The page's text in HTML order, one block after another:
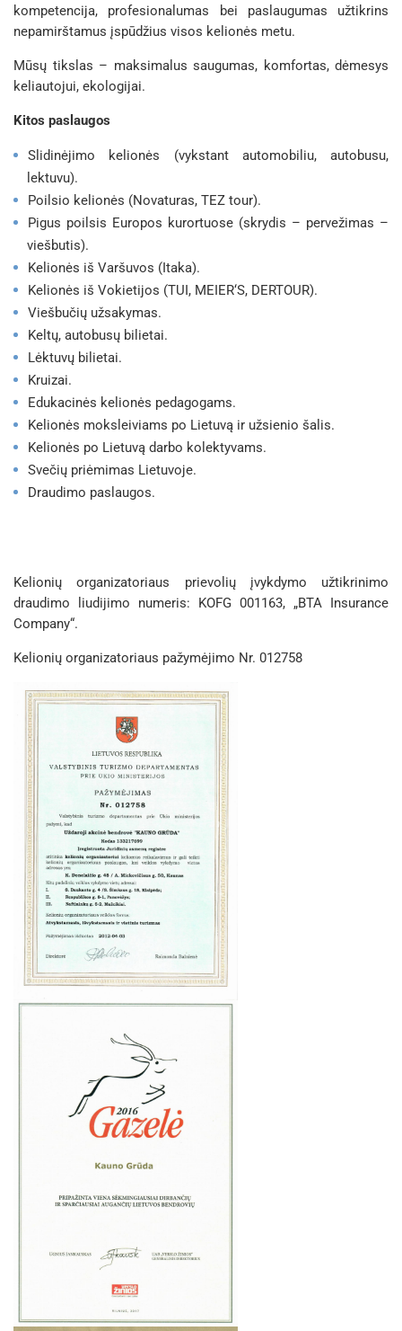
kompetencija, profesionalumas bei paslaugumas užtikrins
nepamirštamus įspūdžius visos kelionės metu.
Mūsų tikslas – maksimalus saugumas, komfortas, dėmesys
keliautojui, ekologijai.
Kitos paslaugos
Slidinėjimo kelionės (vykstant automobiliu, autobusu,
lektuvu).
Poilsio kelionės (Novaturas, TEZ tour).
Pigus poilsis Europos kurortuose (skrydis – pervežimas –
viešbutis).
Kelionės iš Varšuvos (Itaka).
Kelionės iš Vokietijos (TUI, MEIER‘S, DERTOUR).
Viešbučių užsakymas.
Keltų, autobusų bilietai.
Lėktuvų bilietai.
Kruizai.
Edukacinės kelionės pedagogams.
Kelionės moksleiviams po Lietuvą ir užsienio šalis.
Kelionės po Lietuvą darbo kolektyvams.
Svečių priėmimas Lietuvoje.
Draudimo paslaugos.
Kelionių organizatoriaus prievolių įvykdymo užtikrinimo
draudimo liudijimo numeris: KOFG 001163, „BTA Insurance
Company“.
Kelionių organizatoriaus pažymėjimo Nr. 012758